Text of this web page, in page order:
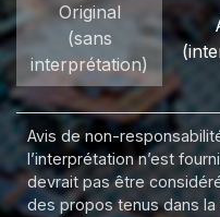
Original
(sans
interprétation)
Avis de non-
l’interprétation n’est
devrait pas être
des propos tenus dans